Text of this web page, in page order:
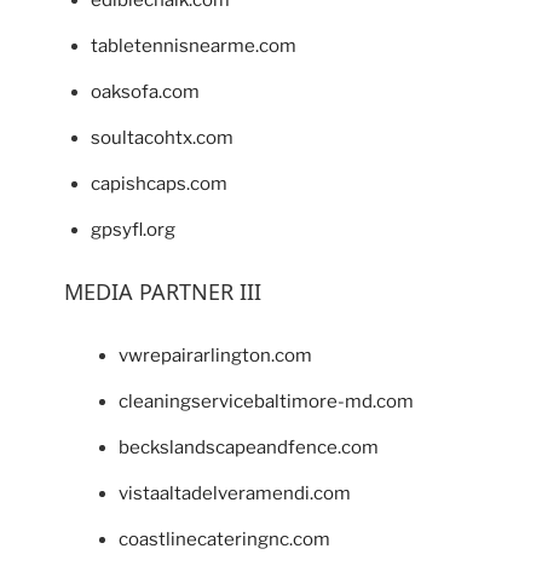
tabletennisnearme.com
oaksofa.com
soultacohtx.com
capishcaps.com
gpsyfl.org
MEDIA PARTNER III
vwrepairarlington.com
cleaningservicebaltimore-md.com
beckslandscapeandfence.com
vistaaltadelveramendi.com
coastlinecateringnc.com